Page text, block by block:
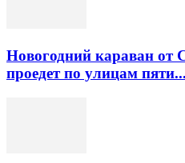
Новогодний караван от
проедет по улицам пяти...